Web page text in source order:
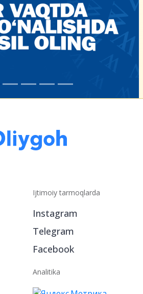
Ijtimoiy tarmoqlarda
Instagram
Telegram
Facebook
Analitika